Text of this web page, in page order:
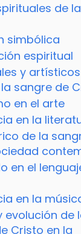
de
simbólica
espiritual
y
sangre de
en el arte
en la
de la
en el
en la
evolución de
Cristo en la